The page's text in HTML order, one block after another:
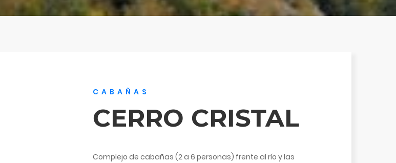
CABAÑAS
CERRO CRISTAL
Complejo de cabañas (2 a 6 personas) frente al río y las